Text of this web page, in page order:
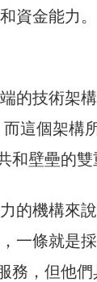
資金能力
的技術架
這個架構
和壁壘的雙
的機構來
一條就是
務，但他